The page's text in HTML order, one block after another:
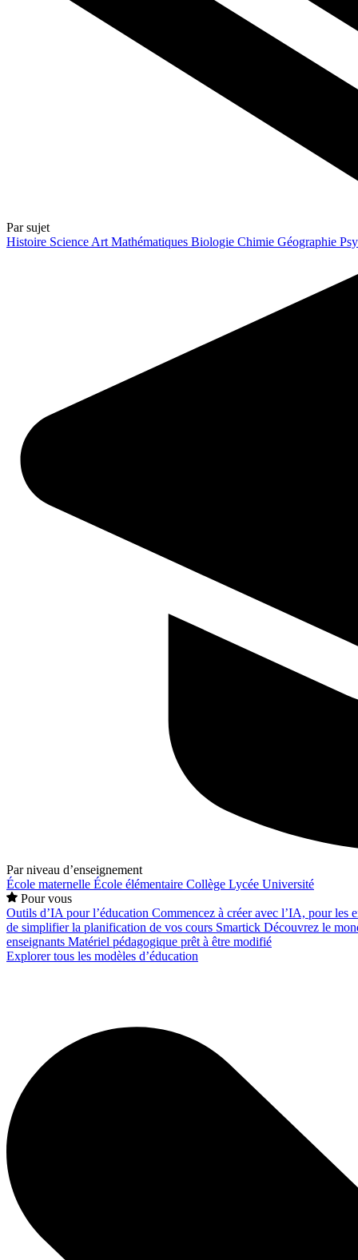
Par sujet
Histoire Science Art Mathématiques Biologie Chimie Géographie
Par niveau d’enseignement
École maternelle École élémentaire Collège Lycée Université
Pour vous
Outils d’IA pour l’éducation Commencez à créer avec l’IA, pour les
de simplifier la planification de vos cours Smartick Découvrez le
enseignants Matériel pédagogique prêt à être modifié
Explorer tous les modèles d’éducation